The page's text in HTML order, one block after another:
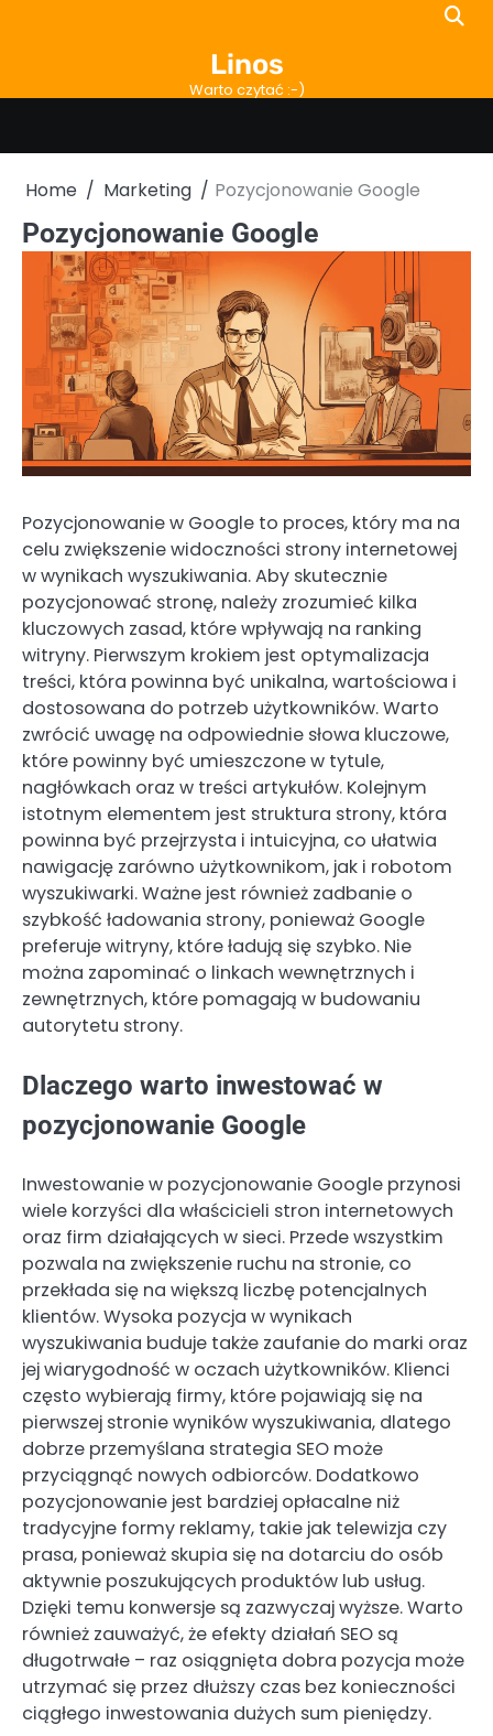
Linos
Warto czytać :-)
Home Marketing Pozycjonowanie Google
Pozycjonowanie Google
Pozycjonowanie w Google to proces, który ma na
celu zwiększenie widoczności strony internetowej
w wynikach wyszukiwania. Aby skutecznie
pozycjonować stronę, należy zrozumieć kilka
kluczowych zasad, które wpływają na ranking
witryny. Pierwszym krokiem jest optymalizacja
treści, która powinna być unikalna, wartościowa i
dostosowana do potrzeb użytkowników. Warto
zwrócić uwagę na odpowiednie słowa kluczowe,
które powinny być umieszczone w tytule,
nagłówkach oraz w treści artykułów. Kolejnym
istotnym elementem jest struktura strony, która
powinna być przejrzysta i intuicyjna, co ułatwia
nawigację zarówno użytkownikom, jak i robotom
wyszukiwarki. Ważne jest również zadbanie o
szybkość ładowania strony, ponieważ Google
preferuje witryny, które ładują się szybko. Nie
można zapominać o linkach wewnętrznych i
zewnętrznych, które pomagają w budowaniu
autorytetu strony.
Dlaczego warto inwestować w
pozycjonowanie Google
Inwestowanie w pozycjonowanie Google przynosi
wiele korzyści dla właścicieli stron internetowych
oraz firm działających w sieci. Przede wszystkim
pozwala na zwiększenie ruchu na stronie, co
przekłada się na większą liczbę potencjalnych
klientów. Wysoka pozycja w wynikach
wyszukiwania buduje także zaufanie do marki oraz
jej wiarygodność w oczach użytkowników. Klienci
często wybierają firmy, które pojawiają się na
pierwszej stronie wyników wyszukiwania, dlatego
dobrze przemyślana strategia SEO może
przyciągnąć nowych odbiorców. Dodatkowo
pozycjonowanie jest bardziej opłacalne niż
tradycyjne formy reklamy, takie jak telewizja czy
prasa, ponieważ skupia się na dotarciu do osób
aktywnie poszukujących produktów lub usług.
Dzięki temu konwersje są zazwyczaj wyższe. Warto
również zauważyć, że efekty działań SEO są
długotrwałe – raz osiągnięta dobra pozycja może
utrzymać się przez dłuższy czas bez konieczności
ciągłego inwestowania dużych sum pieniędzy.